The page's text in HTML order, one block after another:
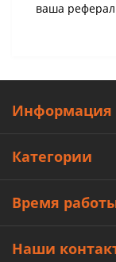
ваша
Информация
Категории
Время
Наши